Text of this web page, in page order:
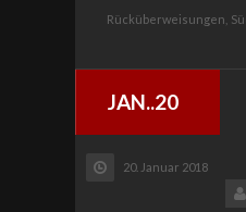
Rücküberweisungen,
JAN..20
20. Januar 2018